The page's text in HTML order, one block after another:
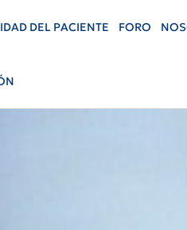
DEL PACIENTE FORO